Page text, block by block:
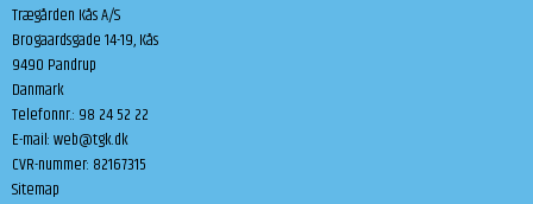
Trægården Kås A/S
Brogaardsgade 14-19, Kås
9490 Pandrup
Danmark
Telefonnr.: 98 24 52 22
E-mail:web@tgk.dk
CVR-nummer: 82167315
Sitemap